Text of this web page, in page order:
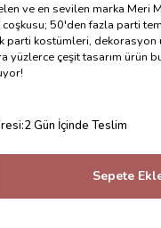
ve en sevilen marka Meri
50'den fazla parti
parti kostümleri, dekorasyon
yüzlerce çeşit tasarım ürün
:2 Gün İçinde Teslim